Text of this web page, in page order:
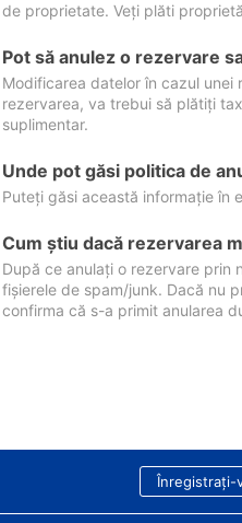
de proprietate. Veți plăti
Pot să anulez o rezervare
Modificarea datelor în cazul unei
rezervarea, va trebui să plătiți
suplimentar.
Unde pot găsi politica de
Puteți găsi această informație în
Cum ştiu dacă rezervarea
După ce anulați o rezervare prin
fișierele de spam/junk. Dacă nu
confirma că s-a primit anularea
Înregistrați-